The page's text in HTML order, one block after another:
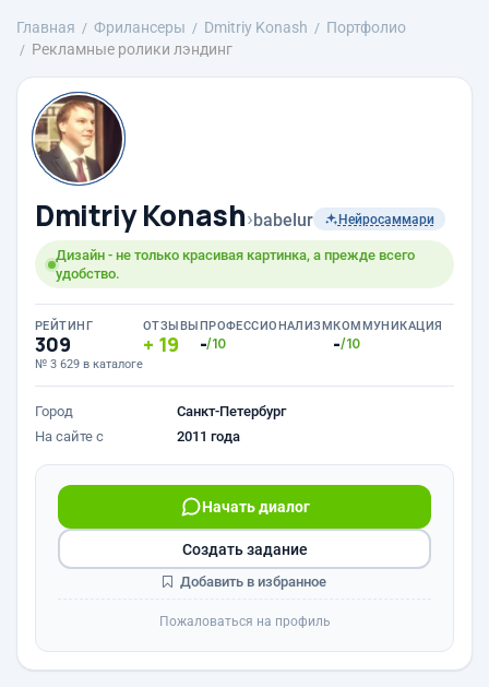
Главная Фрилансеры Dmitriy Konash
Портфолио
Рекламные ролики лэндинг
Dmitriy Konash›babelur Нейросаммари
Дизайн - не только красивая картинка, а прежде всего
удобство.
РЕЙТИНГ
309
№ 3 629 в каталоге
ОТЗЫВЫ
19
ПРОФЕССИОНАЛИЗМ
-/10
КОММУНИКАЦИЯ
-/10
Город
Санкт-Петербург
На сайте с
2011 года
Начать диалог
Создать задание
Добавить в избранное
Пожаловаться на профиль